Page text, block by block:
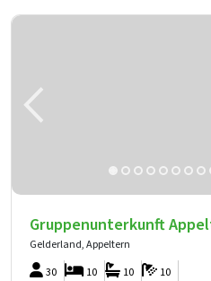
Gruppenunterkunft
Gelderland, Appeltern
30 10
10
10